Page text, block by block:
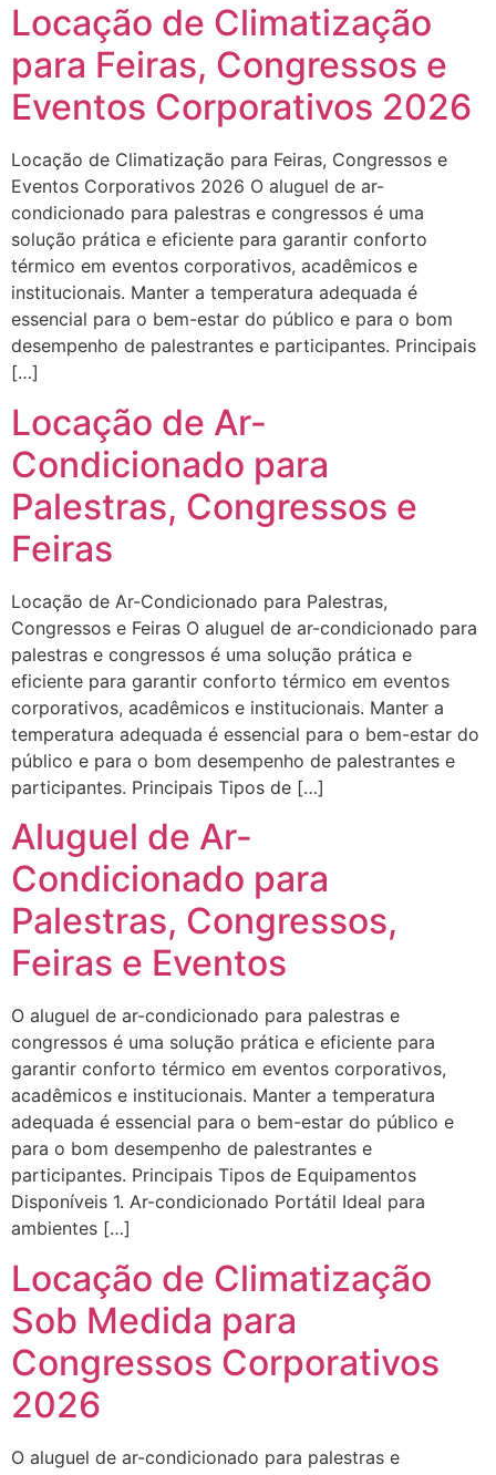
Locação de Climatização
para Feiras, Congressos e
Eventos Corporativos 2026
Locação de Climatização para Feiras, Congressos e
Eventos Corporativos 2026 O aluguel de ar-
condicionado para palestras e congressos é uma
solução prática e eficiente para garantir conforto
térmico em eventos corporativos, acadêmicos e
institucionais. Manter a temperatura adequada é
essencial para o bem-estar do público e para o bom
desempenho de palestrantes e participantes. Principais
[…]
Locação de Ar-
Condicionado para
Palestras, Congressos e
Feiras
Locação de Ar-Condicionado para Palestras,
Congressos e Feiras O aluguel de ar-condicionado para
palestras e congressos é uma solução prática e
eficiente para garantir conforto térmico em eventos
corporativos, acadêmicos e institucionais. Manter a
temperatura adequada é essencial para o bem-estar do
público e para o bom desempenho de palestrantes e
participantes. Principais Tipos de […]
Aluguel de Ar-
Condicionado para
Palestras, Congressos,
Feiras e Eventos
O aluguel de ar-condicionado para palestras e
congressos é uma solução prática e eficiente para
garantir conforto térmico em eventos corporativos,
acadêmicos e institucionais. Manter a temperatura
adequada é essencial para o bem-estar do público e
para o bom desempenho de palestrantes e
participantes. Principais Tipos de Equipamentos
Disponíveis 1. Ar-condicionado Portátil Ideal para
ambientes […]
Locação de Climatização
Sob Medida para
Congressos Corporativos
2026
O aluguel de ar-condicionado para palestras e